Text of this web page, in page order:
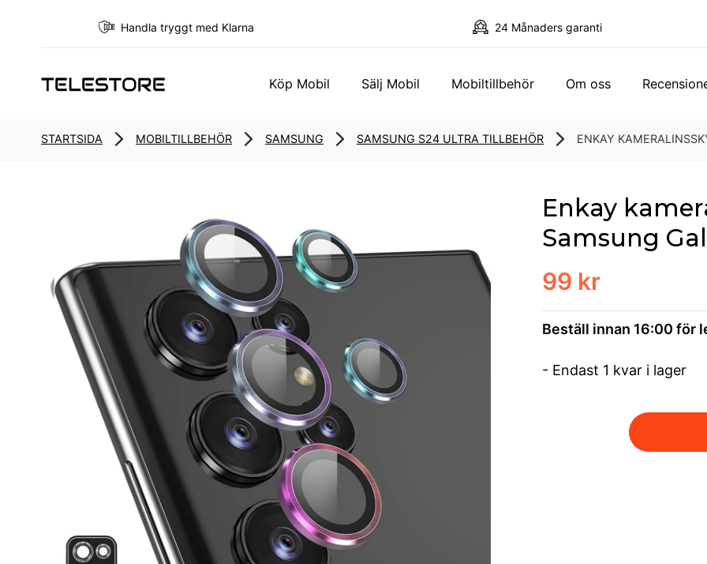
Handla tryggt med Klarna 24 Månaders garanti
Köp Mobil Sälj Mobil Mobiltillbehör Om oss
STARTSIDA MOBILTILLBEHÖR SAMSUNG SAMSUNG S24 ULTRA TILLBEHÖR ENKAY
Enkay
Samsung
99 kr
Beställ innan 16:00 för
- Endast 1 kvar i lager